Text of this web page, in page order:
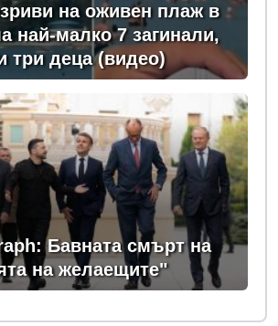
на оживен плаж в
най-малко 7 загинали,
три деца (видео)
Бавната смърт на
на желаещите"